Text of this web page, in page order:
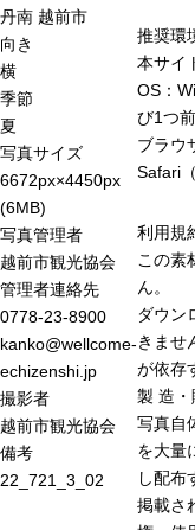
丹南 越前市
向き
横
季節
夏
写真サイズ
6672px×4450px
(6MB)
写真管理者
越前市観光協会
管理者連絡先
0778-23-8900
kanko@wellcome-
echizenshi.jp
撮影者
越前市観光協会
備考
22_721_3_02
推奨環
本サイ
OS：
び1つ
ブラウ
Safari
利用規
この素
ん。
ダウン
きませ
が依存
製 造
写真自
を大量
し配布
掲載さ